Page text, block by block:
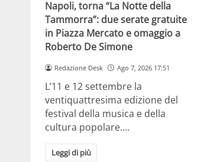
Napoli, torna “La Notte della
Tammorra”: due serate gratuite
in Piazza Mercato e omaggio a
Roberto De Simone
Redazione Desk Ago 7, 2026 17:51
L’11 e 12 settembre la
ventiquattresima edizione del
festival della musica e della
cultura popolare.…
Leggi di più